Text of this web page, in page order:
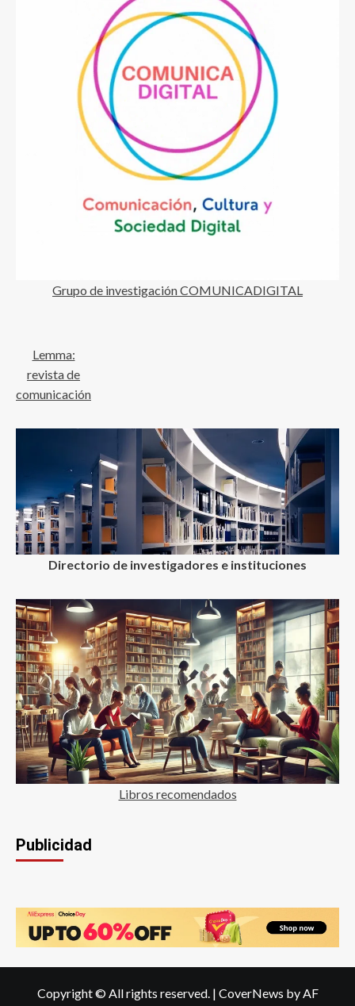
Grupo de investigación COMUNICADIGITAL
Lemma:
revista de
comunicación
Directorio de investigadores e instituciones
Libros recomendados
Publicidad
Copyright © All rights reserved. | CoverNews by AF